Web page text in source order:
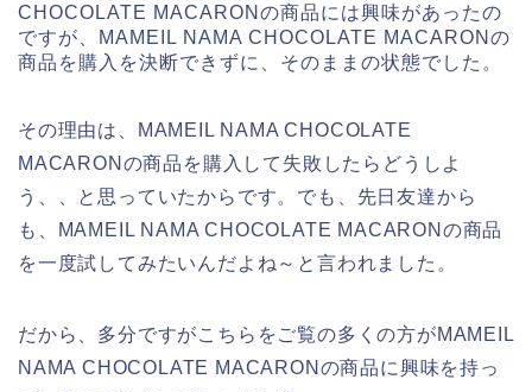
CHOCOLATE MACARONの商品には興味があったの
ですが、MAMEIL NAMA CHOCOLATE MACARONの
商品を購入を決断できずに、そのままの状態でした。
その理由は、MAMEIL NAMA CHOCOLATE
MACARONの商品を購入して失敗したらどうしよ
う、、と思っていたからです。でも、先日友達から
も、MAMEIL NAMA CHOCOLATE MACARONの商品
を一度試してみたいんだよね～と言われました。
だから、多分ですがこちらをご覧の多くの方がMAMEIL
NAMA CHOCOLATE MACARONの商品に興味を持っ